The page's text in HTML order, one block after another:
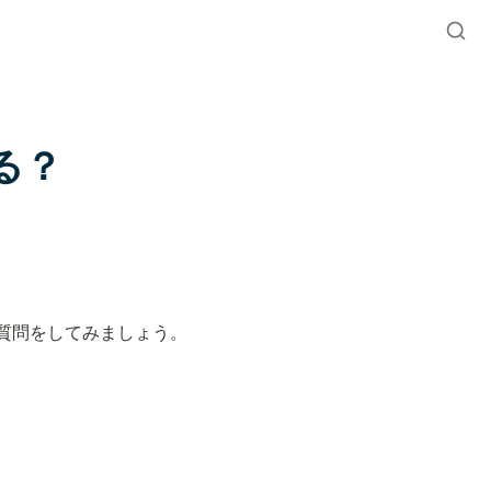
？
をしてみましょう。